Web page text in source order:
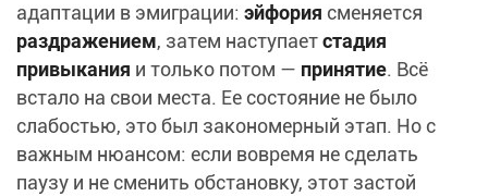
адаптации в эмиграции: эйфория сменяется
раздражением, затем наступаетстадия
привыкания и только потом — принятие. Всё
встало на свои места. Ее состояние не было
слабостью, это был закономерный этап. Но с
важным нюансом: если вовремя не сделать
паузу и не сменить обстановку, этот застой